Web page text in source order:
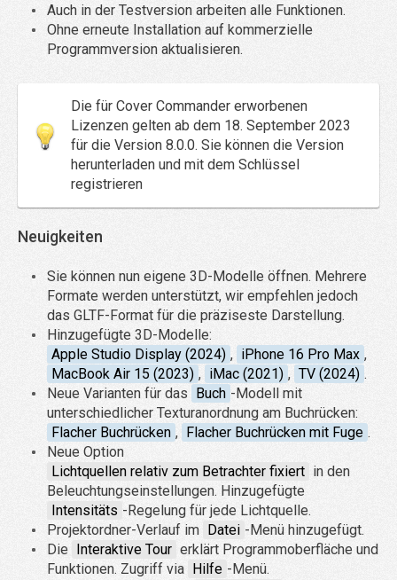
Auch in der Testversion arbeiten alle Funktionen.
Ohne erneute Installation auf kommerzielle
Programmversion aktualisieren.
Die für Cover Commander erworbenen
Lizenzen gelten ab dem 18. September 2023
für die Version 8.0.0. Sie können die Version
herunterladen und mit dem Schlüssel
registrieren
Neuigkeiten
Sie können nun eigene 3D-Modelle öffnen. Mehrere
Formate werden unterstützt, wir empfehlen jedoch
das GLTF-Format für die präziseste Darstellung.
Hinzugefügte 3D-Modelle:
Apple Studio Display (2024) , iPhone 16 Pro Max ,
MacBook Air 15 (2023) , iMac (2021) , TV (2024) .
Neue Varianten für das Buch -Modell mit
unterschiedlicher Texturanordnung am Buchrücken:
Flacher Buchrücken , Flacher Buchrücken mit Fuge .
Neue Option
Lichtquellen relativ zum Betrachter fixiert in den
Beleuchtungseinstellungen. Hinzugefügte
Intensitäts -Regelung für jede Lichtquelle.
Projektordner-Verlauf im Datei -Menü hinzugefügt.
Die Interaktive Tour erklärt Programmoberfläche und
Funktionen. Zugriff via Hilfe -Menü.